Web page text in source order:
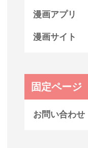
漫画アプリ
漫画サイト
固定ページ
お問い合わせ